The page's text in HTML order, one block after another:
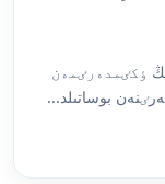
ٶكٸمدەرٸمەن
بوساتىلد...